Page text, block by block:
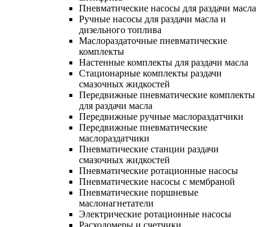
Пневматические насосы для раздачи масла
Ручные насосы для раздачи масла и
дизельного топлива
Маслораздаточные пневматические
комплекты
Настенные комплекты для раздачи масла
Стационарные комплекты раздачи
смазочных жидкостей
Передвижные пневматические комплекты
для раздачи масла
Передвижные ручные маслораздатчики
Передвижные пневматические
маслораздатчики
Пневматические станции раздачи
смазочных жидкостей
Пневматические ротационные насосы
Пневматические насосы с мембраной
Пневматические поршневые
маслонагнетатели
Электрические ротационные насосы